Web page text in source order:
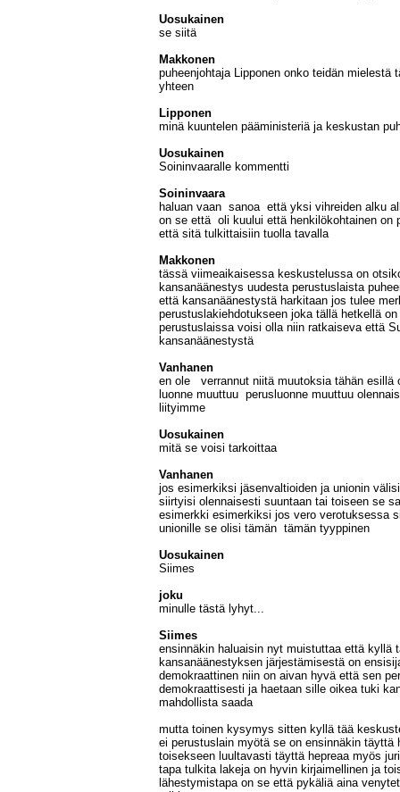
Uosukainen
se siitä
Makkonen
puheenjohtaja Lipponen onko teidän
yhteen
Lipponen
minä kuuntelen pääministeriä ja keskustan
Uosukainen
Soininvaaralle kommentti
Soininvaara
haluan vaan sanoa että yksi vihreiden alku
on se että oli kuului että henkilökohtainen
että sitä tulkittaisiin tuolla tavalla
Makkonen
tässä viimeaikaisessa keskustelussa on
kansanäänestys uudesta perustuslaista
että kansanäänestystä harkitaan jos tulee
perustuslakiehdotukseen joka tällä hetkellä
perustuslaissa voisi olla niin ratkaiseva että
kansanäänestystä
Vanhanen
en ole verrannut niitä muutoksia tähän esillä
luonne muuttuu perusluonne muuttuu
liityimme
Uosukainen
mitä se voisi tarkoittaa
Vanhanen
jos esimerkiksi jäsenvaltioiden ja unionin
siirtyisi olennaisesti suuntaan tai toiseen se
esimerkki esimerkiksi jos vero verotuksessa
unionille se olisi tämän tämän tyyppinen
Uosukainen
Siimes
joku
minulle tästä lyhyt...
Siimes
ensinnäkin haluaisin nyt muistuttaa että kyllä
kansanäänestyksen järjestämisestä on
demokraattinen niin on aivan hyvä että sen
demokraattisesti ja haetaan sille oikea tuki
mahdollista saada
mutta toinen kysymys sitten kyllä tää
ei perustuslain myötä se on ensinnäkin täyttä
toisekseen luultavasti täyttä hepreaa myös
tapa tulkita lakeja on hyvin kirjaimellinen ja
lähestymistapa on se että pykäliä aina